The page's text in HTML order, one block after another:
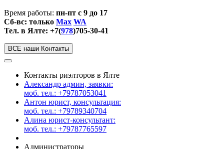
Время работы: пн-пт с 9 до 17
Сб-вс: только Max WA
Тел. в Ялте: +7(978)705-30-41
ВСЕ наши Контакты
Контакты риэлторов в Ялте
Александр админ, заявки:
моб. тел.: +79787053041
Антон юрист, консультация:
моб. тел.: +79789340704
Алина юрист-консультант:
моб. тел.: +79787765597
Администраторы